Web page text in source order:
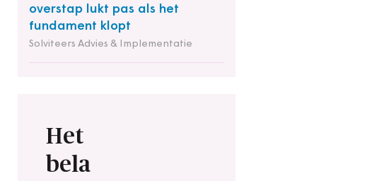
overstap lukt pas als het
fundament klopt
Solviteers Advies & Implementatie
Het
bela